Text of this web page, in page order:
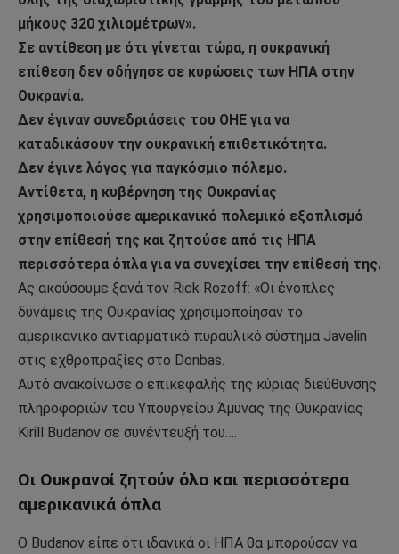
μήκους 320 χιλιομέτρων».
Σε αντίθεση με ότι γίνεται τώρα, η ουκρανική
επίθεση δεν οδήγησε σε κυρώσεις των ΗΠΑ στην
Ουκρανία.
Δεν έγιναν συνεδριάσεις του ΟΗΕ για να
καταδικάσουν την ουκρανική επιθετικότητα.
Δεν έγινε λόγος για παγκόσμιο πόλεμο.
Αντίθετα, η κυβέρνηση της Ουκρανίας
χρησιμοποιούσε αμερικανικό πολεμικό εξοπλισμό
στην επίθεσή της και ζητούσε από τις ΗΠΑ
περισσότερα όπλα για να συνεχίσει την επίθεσή της.
Ας ακούσουμε ξανά τον Rick Rozoff: «Οι ένοπλες
δυνάμεις της Ουκρανίας χρησιμοποίησαν το
αμερικανικό αντιαρματικό πυραυλικό σύστημα Javelin
στις εχθροπραξίες στο Donbas.
Αυτό ανακοίνωσε ο επικεφαλής της κύριας διεύθυνσης
πληροφοριών του Υπουργείου Άμυνας της Ουκρανίας
Kirill Budanov σε συνέντευξή του….
Οι Ουκρανοί ζητούν όλο και περισσότερα
αμερικανικά όπλα
Ο Budanov είπε ότι ιδανικά οι ΗΠΑ θα μπορούσαν να